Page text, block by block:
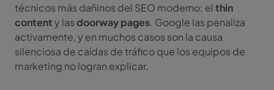
técnicos más dañinos del SEO moderno: elthin
contenty lasdoorway pages. Google las penaliza
activamente, y en muchos casos son la causa
silenciosa de caídas de tráfico que los equipos de
marketing no logran explicar.